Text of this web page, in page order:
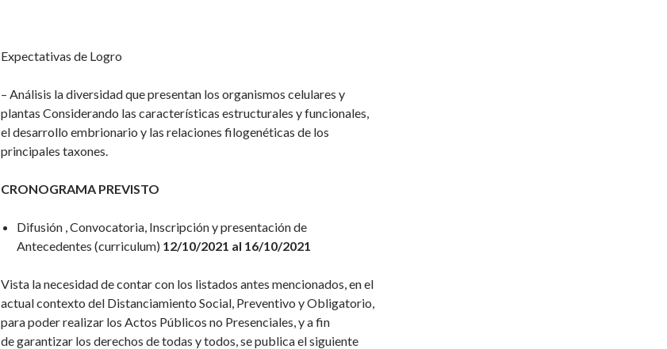
Expectativas de Logro
– Análisis la diversidad que presentan los organismos celulares y
plantas Considerando las características estructurales y funcionales,
el desarrollo embrionario y las relaciones filogenéticas de los
principales taxones.
CRONOGRAMA PREVISTO
Difusión , Convocatoria, Inscripción y presentación de
Antecedentes (curriculum) 12/10/2021 al 16/10/2021
Vista la necesidad de contar con los listados antes mencionados, en el
actual contexto del Distanciamiento Social, Preventivo y Obligatorio,
para poder realizar los Actos Públicos no Presenciales, y a fin
de garantizar los derechos de todas y todos, se publica el siguiente